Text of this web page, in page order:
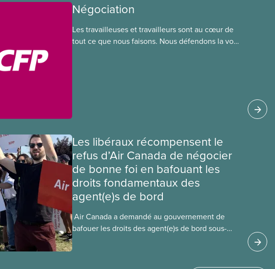
Négociation
Les travailleuses et travailleurs sont au cœur de
tout ce que nous faisons. Nous défendons la voix
Les libéraux récompensent le
refus d’Air Canada de négocier
de bonne foi en bafouant les
droits fondamentaux des
agent(e)s de bord
​ Air Canada a demandé au gouvernement de
bafouer les droits des agent(e)s de bord sous-